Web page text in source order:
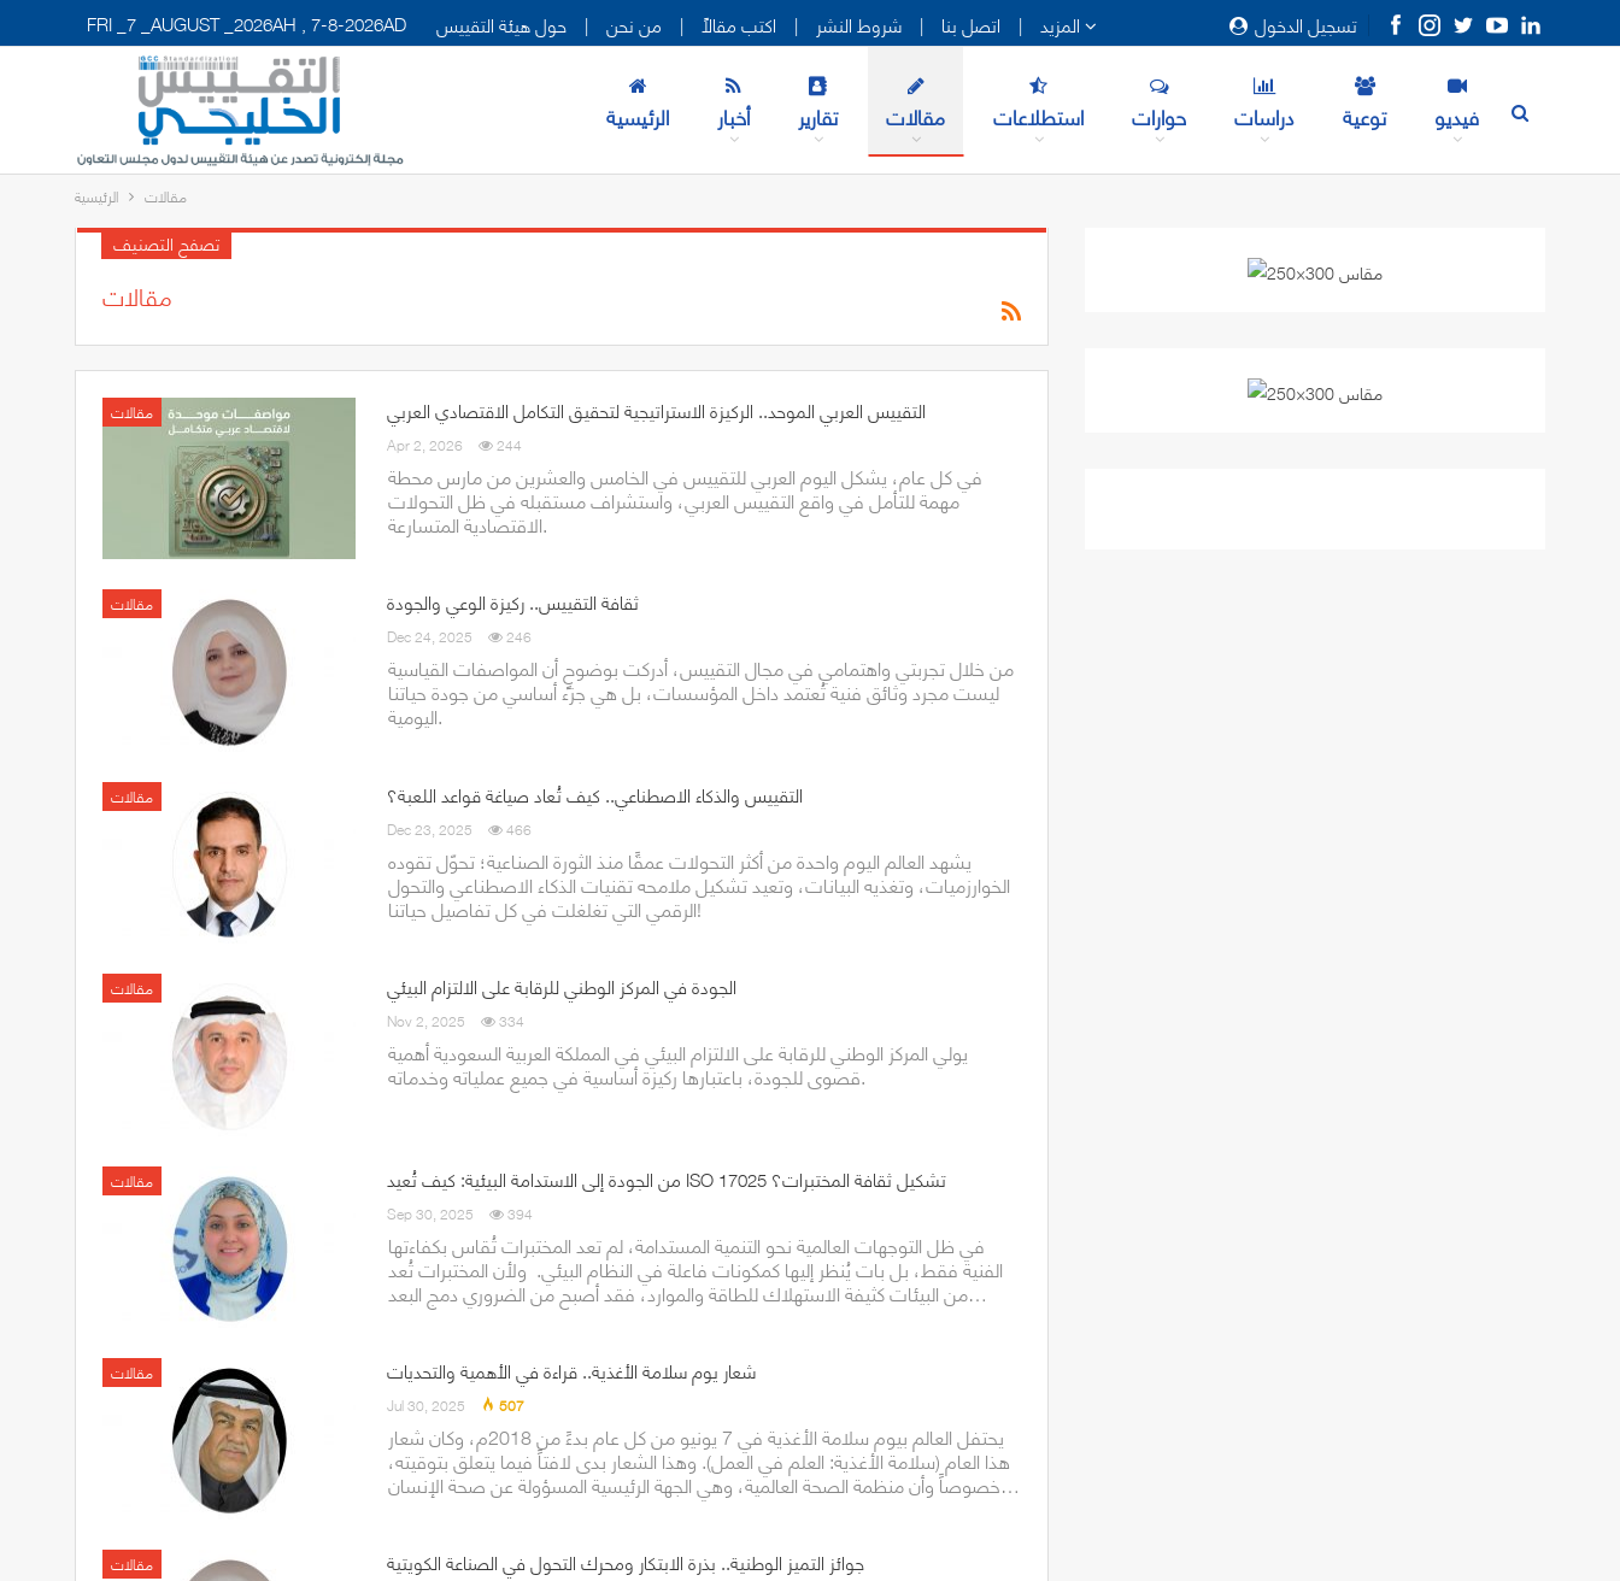
تسجيل الدخول FRI _7 _AUGUST _2026AH , 7-8-2026AD حول هيئة التقييس | من نحن | اكتب مقالاً | شروط النشر | اتصل بنا |
الرئيسية أخبار تقارير مقالات استطلاعات حوارات دراسات توعية فيديو
الرئيسية مقالات
تصفح التصنيف
مقالات
مقالات التقييس العربي الموحد.. الركيزة الاستراتيجية لتحقيق التكامل الاقتصادي العربي
Apr 2, 2026 244
في كل عام، يشكل اليوم العربي للتقييس في الخامس والعشرين من مارس محطة
مهمة للتأمل في واقع التقييس العربي، واستشراف مستقبله في ظل التحولات
الاقتصادية المتسارعة.
مقالات ثقافة التقييس.. ركيزة الوعي والجودة
Dec 24, 2025 246
من خلال تجربتي واهتمامي في مجال التقييس، أدركت بوضوحٍ أن المواصفات القياسية
ليست مجرد وثائق فنية تُعتمد داخل المؤسسات، بل هي جزء أساسي من جودة حياتنا
اليومية.
مقالات التقييس والذكاء الاصطناعي.. كيف تُعاد صياغة قواعد اللعبة؟
Dec 23, 2025 466
يشهد العالم اليوم واحدة من أكثر التحولات عمقًا منذ الثورة الصناعية؛ تحوّل تقوده
الخوارزميات، وتغذيه البيانات، وتعيد تشكيل ملامحه تقنيات الذكاء الاصطناعي والتحول
الرقمي التي تغلغلت في كل تفاصيل حياتنا!
مقالات الجودة في المركز الوطني للرقابة على الالتزام البيئي
Nov 2, 2025 334
يولي المركز الوطني للرقابة على الالتزام البيئي في المملكة العربية السعودية أهمية
قصوى للجودة، باعتبارها ركيزة أساسية في جميع عملياته وخدماته.
مقالات من الجودة إلى الاستدامة البيئية: كيف تُعيد ISO 17025 تشكيل ثقافة المختبرات؟
Sep 30, 2025 394
في ظل التوجهات العالمية نحو التنمية المستدامة، لم تعد المختبرات تُقاس بكفاءتها
الفنية فقط، بل بات يُنظر إليها كمكونات فاعلة في النظام البيئي. ولأن المختبرات تُعد
من البيئات كثيفة الاستهلاك للطاقة والموارد، فقد أصبح من الضروري دمج البعد…
مقالات شعار يوم سلامة الأغذية.. قراءة في الأهمية والتحديات
Jul 30, 2025 507
يحتفل العالم بيوم سلامة الأغذية في 7 يونيو من كل عام بدءً من 2018م، وكان شعار
هذا العام (سلامة الأغذية: العلم في العمل). وهذا الشعار بدى لافتاً فيما يتعلق بتوقيته،
خصوصاً وأن منظمة الصحة العالمية، وهي الجهة الرئيسية المسؤولة عن صحة الإنسان…
مقالات جوائز التميز الوطنية.. بذرة الابتكار ومحرك التحول في الصناعة الكويتية